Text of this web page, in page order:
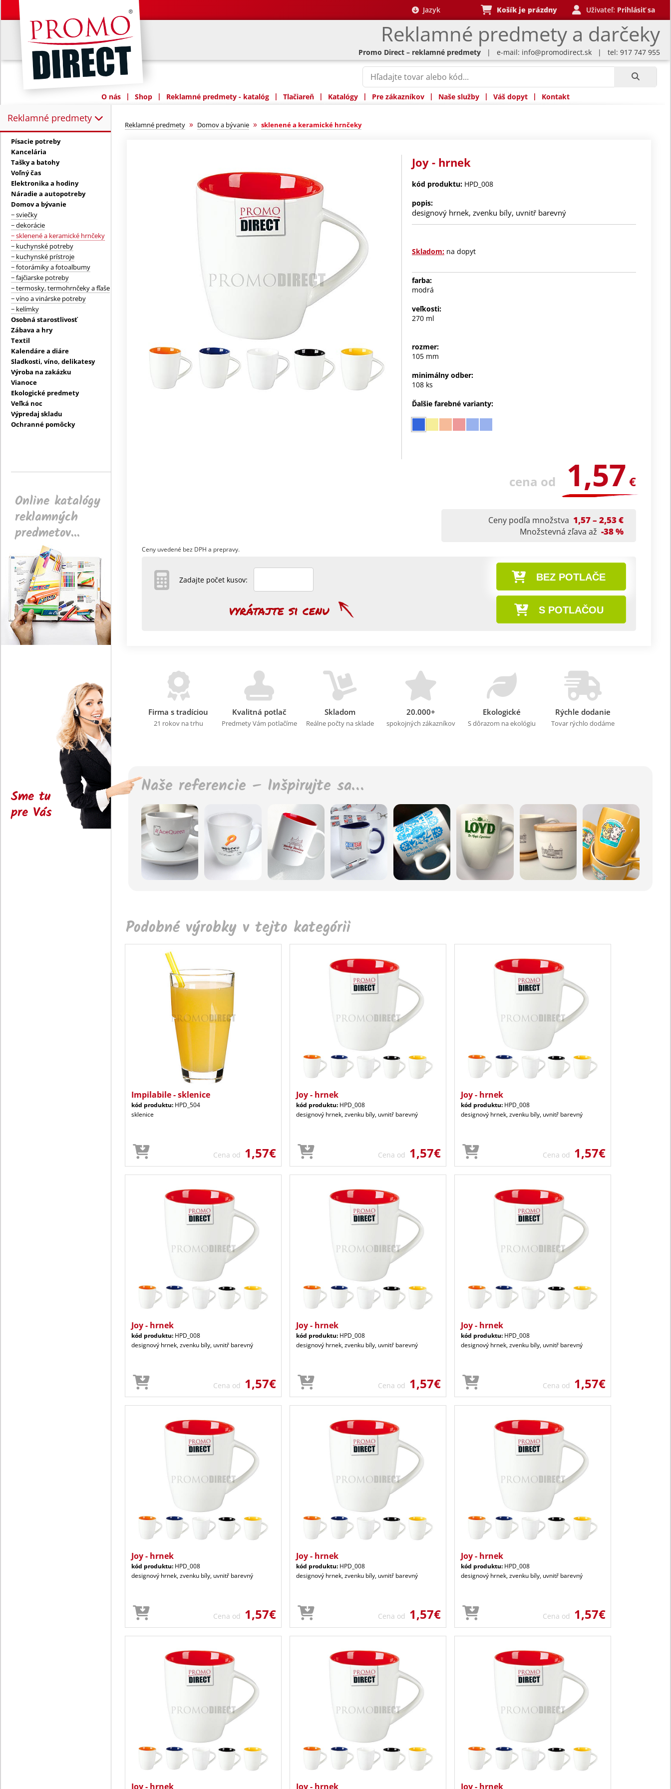
Reklamné predmety a darčeky
Jazyk Košík je prázdny Uživateľ: Prihlásiť sa
Promo Direct – reklamné predmety | e-mail: info@promodirect.sk | tel: 917 747 955
O nás | Shop | Reklamné predmety - katalóg | Tlačiareň | Katalógy | Pre zákazníkov | Naše služby | Váš dopyt | Kontakt
Reklamné predmety
Reklamné predmety:
Písacie potreby
Kancelária
Tašky a batohy
Voľný čas
Elektronika a hodiny
Náradie a autopotreby
Domov a bývanie
− sviečky
− dekorácie
− sklenené a keramické hrnčeky
− kuchynské potreby
− kuchynské prístroje
− fotorámiky a fotoalbumy
− fajčiarske potreby
− termosky, termohrnčeky a fľaše
− víno a vinárske potreby
− kelímky
Osobná starostlivosť
Zábava a hry
Textil
Kalendáre a diáre
Sladkosti, víno, delikatesy
Výroba na zakázku
Vianoce
Ekologické predmety
Veľká noc
Výpredaj skladu
Ochranné pomôcky
Online katalógy
reklamných
predmetov...
Sme tu
pre Vás
Reklamné predmety » Domov a bývanie » sklenené a keramické hrnčeky
Joy - hrnek
kód produktu: HPD_008
popis:
designový hrnek, zvenku bíly, uvnitř barevný
Skladom: na dopyt
farba:
modrá
veľkosti:
270 ml
rozmer:
105 mm
minimálny odber:
108 ks
Ďalšie farebné varianty:
cena od 1,57 €
Ceny podľa množstva 1,57 – 2,53 €
Množstevná zľava až -38 %
Ceny uvedené bez DPH a prepravy.
BEZ POTLAČE
S POTLAČOU
Zadajte počet kusov:
Firma s tradíciou
21 rokov na trhu
Kvalitná potlač
Predmety Vám potlačíme
Skladom
Reálne počty na sklade
20.000+
spokojných zákazníkov
Ekologické
S dôrazom na ekológiu
Rýchle dodanie
Tovar rýchlo dodáme
Naše referencie – Inšpirujte sa…
Podobné výrobky v tejto kategórii
Impilabile - sklenice
kód produktu: HPD_504
sklenice
Cena od 1,57€
Joy - hrnek
kód produktu: HPD_008
designový hrnek, zvenku bíly, uvnitř barevný
Cena od 1,57€
Joy - hrnek
kód produktu: HPD_008
designový hrnek, zvenku bíly, uvnitř barevný
Cena od 1,57€
Joy - hrnek
kód produktu: HPD_008
designový hrnek, zvenku bíly, uvnitř barevný
Cena od 1,57€
Joy - hrnek
kód produktu: HPD_008
designový hrnek, zvenku bíly, uvnitř barevný
Cena od 1,57€
Joy - hrnek
kód produktu: HPD_008
designový hrnek, zvenku bíly, uvnitř barevný
Cena od 1,57€
Joy - hrnek
kód produktu: HPD_008
designový hrnek, zvenku bíly, uvnitř barevný
Cena od 1,57€
Joy - hrnek
kód produktu: HPD_008
designový hrnek, zvenku bíly, uvnitř barevný
Cena od 1,57€
Joy - hrnek
kód produktu: HPD_008
designový hrnek, zvenku bíly, uvnitř barevný
Cena od 1,57€
Joy - hrnek Joy - hrnek Joy - hrnek